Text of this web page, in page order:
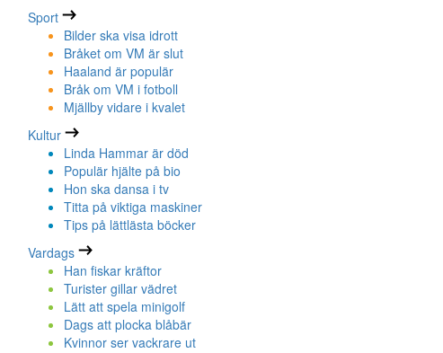
Sport
Bilder ska visa idrott
Bråket om VM är slut
Haaland är populär
Bråk om VM i fotboll
Mjällby vidare i kvalet
Kultur
Linda Hammar är död
Populär hjälte på bio
Hon ska dansa i tv
Titta på viktiga maskiner
Tips på lättlästa böcker
Vardags
Han fiskar kräftor
Turister gillar vädret
Lätt att spela minigolf
Dags att plocka blåbär
Kvinnor ser vackrare ut